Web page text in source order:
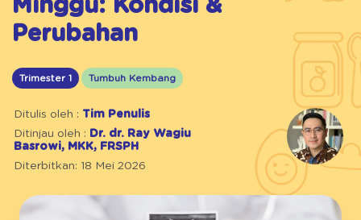
Minggu: Kondisi &
Perubahan
Trimester 1 Tumbuh Kembang
Ditulis oleh : Tim Penulis
Ditinjau oleh : Dr. dr. Ray Wagiu
Basrowi, MKK, FRSPH
Diterbitkan: 18 Mei 2026